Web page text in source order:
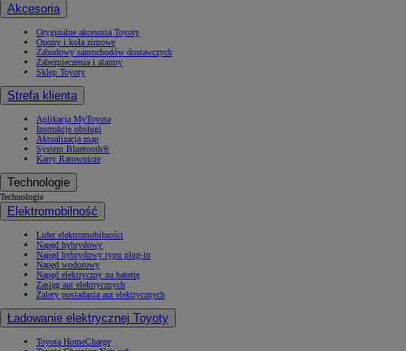
Akcesoria
Oryginalne akcesoria Toyoty
Opony i koła zimowe
Zabudowy samochodów dostawczych
Zabezpieczenia i alarmy
Sklep Toyoty
Strefa klienta
Aplikacja MyToyota
Instrukcje obsługi
Aktualizacja map
System Bluetooth®
Karty Ratownicze
Technologie
Technologie
Elektromobilność
Lider elektromobilności
Napęd hybrydowy
Napęd hybrydowy typu plug-in
Napęd wodorowy
Napęd elektryczny na baterię
Zasięg aut elektrycznych
Zalety posiadania aut elektrycznych
Ładowanie elektrycznej Toyoty
Toyota HomeCharge